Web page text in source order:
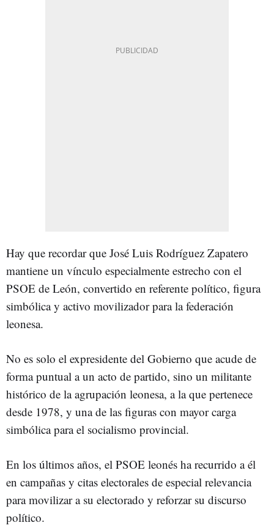
Hay que recordar que José Luis Rodríguez Zapatero
mantiene un vínculo especialmente estrecho con el
PSOE de León, convertido en referente político, figura
simbólica y activo movilizador para la federación
leonesa.
No es solo el expresidente del Gobierno que acude de
forma puntual a un acto de partido, sino un militante
histórico de la agrupación leonesa, a la que pertenece
desde 1978, y una de las figuras con mayor carga
simbólica para el socialismo provincial.
En los últimos años, el PSOE leonés ha recurrido a él
en campañas y citas electorales de especial relevancia
para movilizar a su electorado y reforzar su discurso
político.